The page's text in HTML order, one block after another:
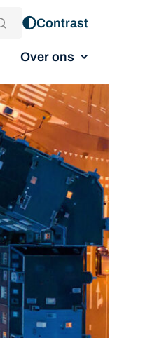
Contrast
Over ons